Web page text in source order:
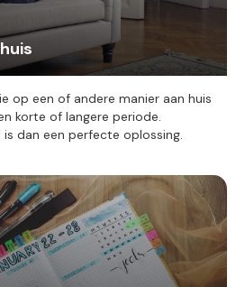
op een of andere manier aan huis
korte of langere periode.
dan een perfecte oplossing.